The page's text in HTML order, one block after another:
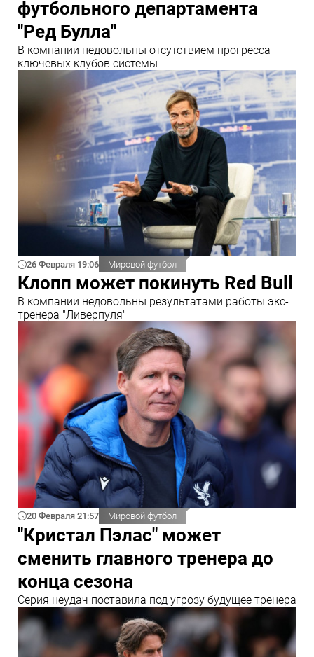
футбольного департамента
"Ред Булла"
В компании недовольны отсутствием прогресса
ключевых клубов системы
26 Февраля 19:06 Мировой футбол
Клопп может покинуть Red Bull
В компании недовольны результатами работы экс-
тренера "Ливерпуля"
20 Февраля 21:57 Мировой футбол
"Кристал Пэлас" может
сменить главного тренера до
конца сезона
Серия неудач поставила под угрозу будущее тренера